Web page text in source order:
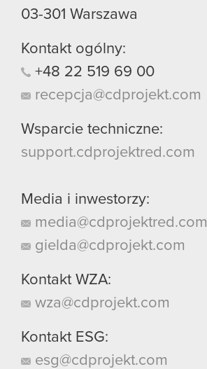
03-301 Warszawa
Kontakt ogólny:
+48 22 519 69 00
recepcja@cdprojekt.com
Wsparcie techniczne:
support.cdprojektred.com
Media i inwestorzy:
media@cdprojektred.com
gielda@cdprojekt.com
Kontakt WZA:
wza@cdprojekt.com
Kontakt ESG:
esg@cdprojekt.com